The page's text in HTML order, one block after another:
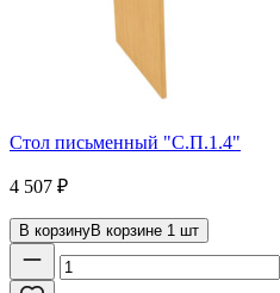
Стол письменный "С.П.1.4"
4 507 ₽
В корзинуВ корзине 1 шт